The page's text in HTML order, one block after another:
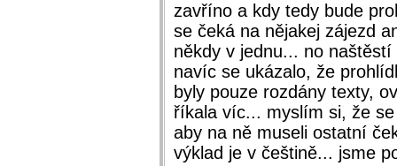
zavříno a kdy tedy bude
se čeká na nějakej zájezd
někdy v jednu... no
navíc se ukázalo, že
byly pouze rozdány texty,
říkala víc... myslím si, že
aby na ně museli ostatní
výklad je v češtině... jsme